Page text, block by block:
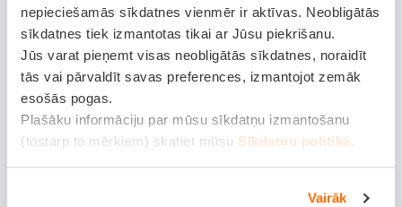
nepieciešamās sīkdatnes vienmēr ir aktīvas. Neobligātās
sīkdatnes tiek izmantotas tikai ar Jūsu piekrišanu.
Jūs varat pieņemt visas neobligātās sīkdatnes, noraidīt
tās vai pārvaldīt savas preferences, izmantojot zemāk
esošās pogas.
Plašāku informāciju par mūsu sīkdatņu izmantošanu
(tostarp to mērķiem) skatiet mūsu Sīkdatņu politikā
Vairāk
Ja ceļojuma laikā jūties slikti, tagad vari:
Pieteikt attālinātu konsultāciju vari vietnē
medon.lv/balcia , izmantojot savu Ceļojumu
apdrošināšanas polises numuru.
Saņemt ģimenes ārsta konsultāciju tajā pašā